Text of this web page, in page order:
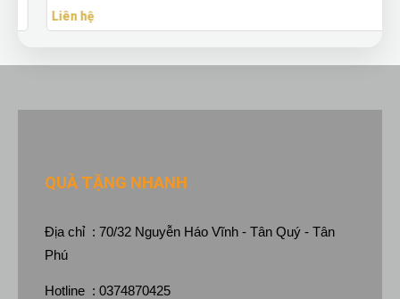
Liên hệ
QUÀ TẶNG NHANH
Địa chỉ : 70/32 Nguyễn Háo Vĩnh - Tân Quý - Tân
Phú
Hotline : 0374870425